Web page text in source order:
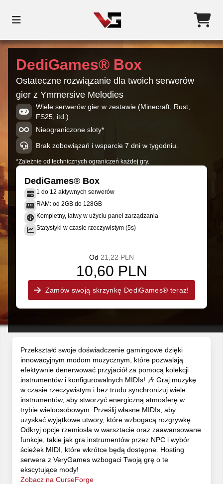
DediGames® Box
Ostateczne rozwiązanie dla twoich serwerów
gier z Ymmersive Melodies
Wiele serwerów gier w zestawie (Minecraft, Rust,
FS25, itd.)
Nieograniczone sloty*
Brak zobowiązań i wsparcie 7 dni w tygodniu.
*Zależnie od technicznych ograniczeń każdej gry.
DediGames® Box
1 do 12 aktywnych serwerów
RAM: od 2GB do 128GB
Kompletny, łatwy w użyciu panel zarządzania
Statystyki w czasie rzeczywistym (5s)
Od 21,22 PLN
10,60 PLN
Zamów swoją skrzynkę DediGames® teraz!
Przekształć swoje doświadczenie gamingowe dzięki
innowacyjnym modom muzycznym, które pozwalają
efektywnie denerwować przyjaciół za pomocą kolekcji
instrumentów i konfigurowalnych MIDIs! 🎶 Graj muzykę
w czasie rzeczywistym i bez trudu synchronizuj wiele
instrumentów, aby stworzyć energiczną atmosferę w
trybie wieloosobowym. Prześlij własne MIDIs, aby
uzyskać wyjątkowe utwory, które wzbogacą rozgrywkę.
Odkryj opcje rzemiosła w warsztacie oraz zaawansowane
funkcje, takie jak gra instrumentów przez NPC i wybór
ścieżek MIDI, które wkrótce będą dostępne. Hosting
serwera z VeryGames wzbogaci Twoją grę o te
ekscytujące mody!
Zobacz na CurseForge